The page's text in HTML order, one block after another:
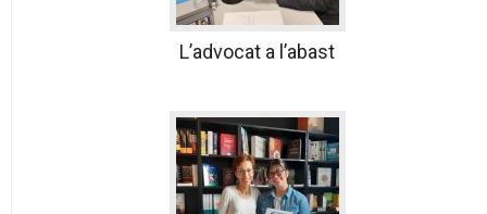
L’advocat a l’abast